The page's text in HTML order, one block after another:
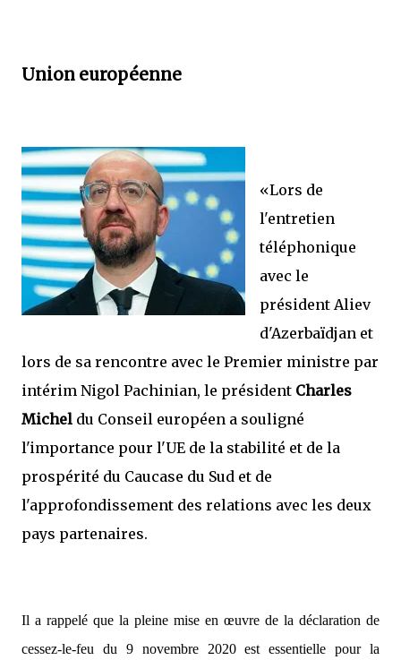
Union européenne
«Lors de
l'entretien
téléphonique
avec le
président Aliev
d'Azerbaïdjan et
lors de sa rencontre avec le Premier ministre par
intérim Nigol Pachinian, le président Charles
Michel du Conseil européen a souligné
l'importance pour l'UE de la stabilité et de la
prospérité du Caucase du Sud et de
l'approfondissement des relations avec les deux
pays partenaires.
Il a rappelé que la pleine mise en œuvre de la déclaration de
cessez-le-feu du 9 novembre 2020 est essentielle pour la